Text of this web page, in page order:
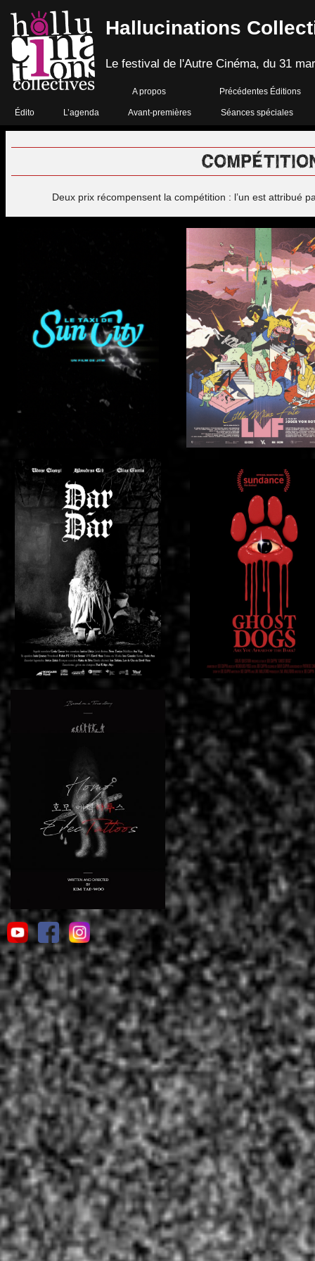
Hallucinations
Le festival de l'Autre Cinéma, du 31
A propos Précédentes Éditions
Édito L’agenda Avant-premières Séances spéciales
Deux prix récompensent la compétition : l’un est attribué